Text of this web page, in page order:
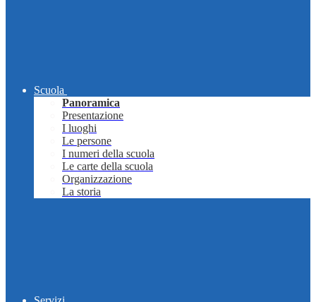
Scuola
Panoramica
Presentazione
I luoghi
Le persone
I numeri della scuola
Le carte della scuola
Organizzazione
La storia